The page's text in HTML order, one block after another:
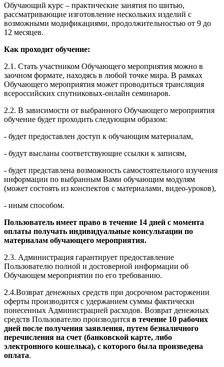
Обучающий курс – практические занятия по шитью,
рассматривающие изготовление нескольких изделий с
возможными модификациями, продолжительностью от 9 до
12 месяцев.
Как проходит обучение:
2.1. Стать участником Обучающего мероприятия можно в
заочном формате, находясь в любой точке мира. В рамках
Обучающего мероприятия может проводиться трансляция
всероссийских спутниковых-онлайн семинаров.
2.2. В зависимости от выбранного Обучающего мероприятия
обучение будет проходить следующим образом:
- будет предоставлен доступ к обучающим материалам,
- будут высланы соответствующие ссылки к записям,
- будет представлена возможность самостоятельного изучения
информации по выбранным Вами обучающим модулям
(может состоять из конспектов с материалами, видео-уроков),
- иным способом.
Пользователь имеет право в течение 14 дней с момента
оплаты получать индивидуальные консультации по
материалам обучающего мероприятия.
2.3. Администрация гарантирует предоставление
Пользователю полной и достоверной информации об
Обучающем мероприятии по его требованию.
2.4.Возврат денежных средств при досрочном расторжении
оферты производится с удержанием суммы фактически
понесенных Администрацией расходов. Возврат денежных
средств Пользователю производится в течение 10 рабочих
дней после получения заявления, путем безналичного
перечисления на счет (банковской карте, либо
электронного кошелька), с которого была произведена
оплата.